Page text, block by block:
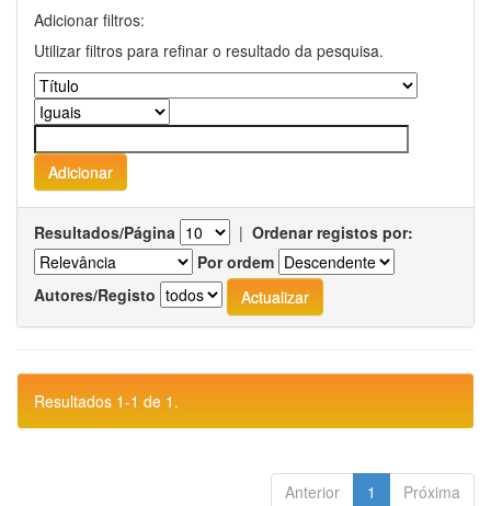
Adicionar filtros:
Utilizar filtros para refinar o resultado da pesquisa.
Resultados/Página | Ordenar registos por:
Por ordem
Autores/Registo
Resultados 1-1 de 1.
Anterior 1 Próxima